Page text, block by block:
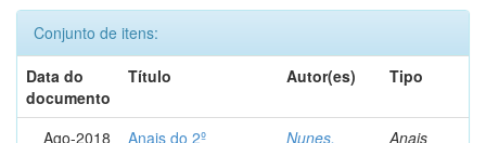
Conjunto de itens:
Data do
documento
Título Autor(es) Tipo
Ago-2018
Anais do 2º
Nunes,
Anais